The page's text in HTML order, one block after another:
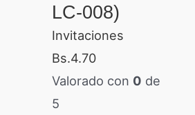
LC-008)
Invitaciones
Bs.4.70
Valorado con 0 de
5